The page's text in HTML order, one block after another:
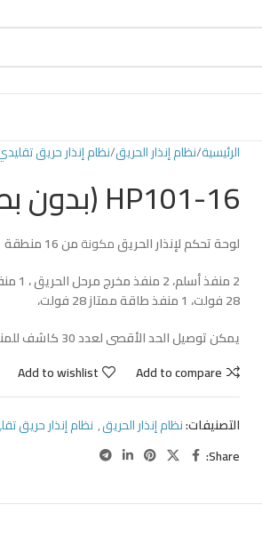
الرئيسية نظام إنذار الحريق نظام إنذار حريق
HP101-16 (بدون بطارية)
لوحة تحكملإنذارالحريقمكونةمن 16
منطقة
2 منفذ
أسلم،2 منفذ مخرج مرحلالحريق
28 فولت، 1 منفذ طاقة ممتاز 28 فولت،
يمكن توصيل الحد الأقصى لعدد 30 كاشف للمنطقة، UL (864) المدرجة من إنترتك
Add to compare
Add to wishlist
التصنيفات:نظام إنذار الحريق, نظام إنذار حريق
Share: